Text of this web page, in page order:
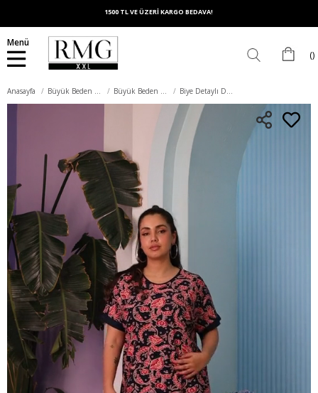
1500 TL VE ÜZERİ KARGO BEDAVA!
Menü
Anasayfa Büyük Beden Üst Giyim Büyük Beden Bluz Biye Detaylı Desenli Büyük Beden Lacivert Bluz